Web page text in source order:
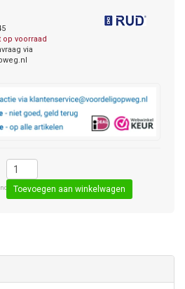
op voorraad
via
€ 8,50 (standaard pakket).
Toevoegen aan winkelwagen